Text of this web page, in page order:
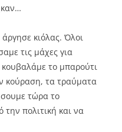
κιόλας. Όλοι
τις μάχες για
το μπαρούτι
κούραση, τα τραύματα
τώρα το
πολιτική και να